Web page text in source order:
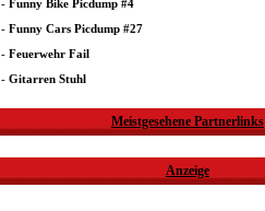
-Funny Bike Picdump #4
-Funny Cars Picdump #27
-Feuerwehr Fail
-Gitarren Stuhl
Meistgesehene Partnerlinks
Anzeige